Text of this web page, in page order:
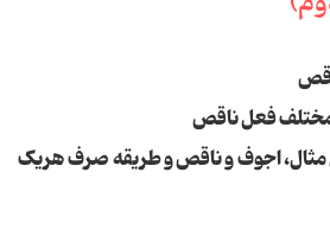
مختلف فعل ناقص
اجوف و ناقص و طریقه صرف هریک